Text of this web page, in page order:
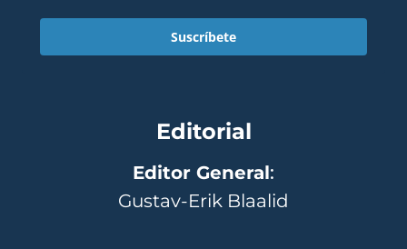
Suscríbete
Editorial
Editor General:
Gustav-Erik Blaalid